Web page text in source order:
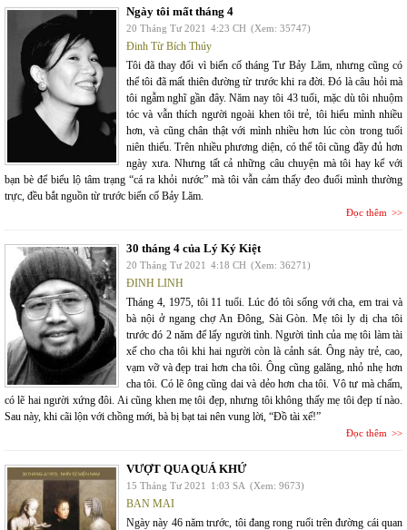
Ngày tôi mất tháng 4
20 Tháng Tư 2021 4:23 CH (Xem: 35747)
Đinh Từ Bích Thúy
Tôi đã thay đổi vì biến cố tháng Tư Bảy Lăm, nhưng cũng có
thể tôi đã mất thiên đường từ trước khi ra đời. Đó là câu hỏi mà
tôi ngẫm nghĩ gần đây. Năm nay tôi 43 tuổi, mặc dù tôi nhuộm
tóc và vẫn thích người ngoài khen tôi trẻ, tôi hiểu mình nhiều
hơn, và cũng chân thật với mình nhiều hơn lúc còn trong tuổi
niên thiếu. Trên nhiều phương diện, có thể tôi cũng đầy đủ hơn
ngày xưa. Nhưng tất cả những câu chuyện mà tôi hay kể với
bạn bè để biểu lộ tâm trạng “cá ra khỏi nước” mà tôi vẫn cảm thấy đeo đuổi mình thường
trực, đều bắt nguồn từ trước biến cố Bảy Lăm.
Đọc thêm
30 tháng 4 của Lý Ký Kiệt
20 Tháng Tư 2021 4:18 CH (Xem: 36271)
ĐINH LINH
Tháng 4, 1975, tôi 11 tuổi. Lúc đó tôi sống với cha, em trai và
bà nội ở ngang chợ An Đông, Sài Gòn. Mẹ tôi ly dị cha tôi
trước đó 2 năm để lấy người tình. Người tình của mẹ tôi làm tài
xế cho cha tôi khi hai người còn là cảnh sát. Ông này trẻ, cao,
vạm vỡ và đẹp trai hơn cha tôi. Ông cũng galăng, nhỏ nhẹ hơn
cha tôi. Có lẽ ông cũng dai và dẻo hơn cha tôi. Vô tư mà chấm,
có lẽ hai người xứng đôi. Ai cũng khen mẹ tôi đẹp, nhưng tôi không thấy mẹ tôi đẹp tí nào.
Sau này, khi cãi lộn với chồng mới, bà bị bạt tai nên vung lời, “Đồ tài xế!”
Đọc thêm
VƯỢT QUA QUÁ KHỨ
15 Tháng Tư 2021 1:03 SA (Xem: 9673)
BAN MAI
Ngày này 46 năm trước, tôi đang rong ruổi trên đường cái quan